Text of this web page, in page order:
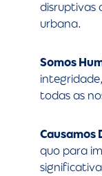
disruptivas
urbana.
Somos
todas as
Causamos
quo para